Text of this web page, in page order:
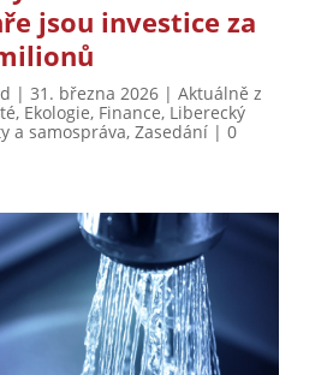
jsou investice za
| 31. března 2026| Aktuálně z
, Ekologie, Finance, Liberecký
a samospráva, Zasedání| 0